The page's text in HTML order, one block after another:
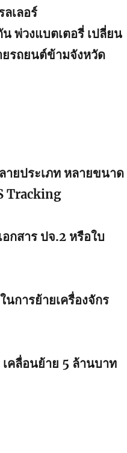
เลอร์
พ่วงแบตเตอรี่ เปลี่ยน
รถยนต์ข้ามจังหวัด
ยประเภท หลายขนาด
Tracking
กสาร ปจ.2 หรือใบ
การย้ายเครื่องจักร
คลื่อนย้าย 5 ล้านบาท